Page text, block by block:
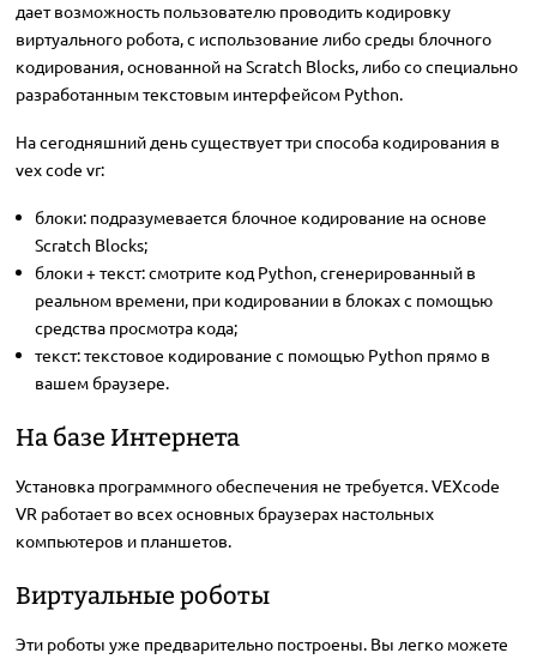
дает возможность пользователю проводить кодировку
виртуального робота, с использование либо среды блочного
кодирования, основанной на Scratch Blocks, либо со специально
разработанным текстовым интерфейсом Python.
На сегодняшний день существует три способа кодирования в
vex code vr:
блоки: подразумевается блочное кодирование на основе
Scratch Blocks;
блоки + текст: смотрите код Python, сгенерированный в
реальном времени, при кодировании в блоках с помощью
средства просмотра кода;
текст: текстовое кодирование с помощью Python прямо в
вашем браузере.
На базе Интернета
Установка программного обеспечения не требуется. VEXcode
VR работает во всех основных браузерах настольных
компьютеров и планшетов.
Виртуальные роботы
Эти роботы уже предварительно построены. Вы легко можете